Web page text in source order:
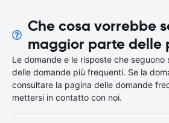
Che cosa vorrebbe
maggior parte delle
Le domande e le risposte che seguono
delle domande più frequenti. Se la
consultare la pagina delle domande
mettersi in contatto con noi.